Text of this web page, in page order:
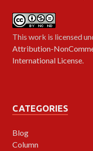
This work is licensed
Attribution-
International License.
CATEGORIES
Blog
Column